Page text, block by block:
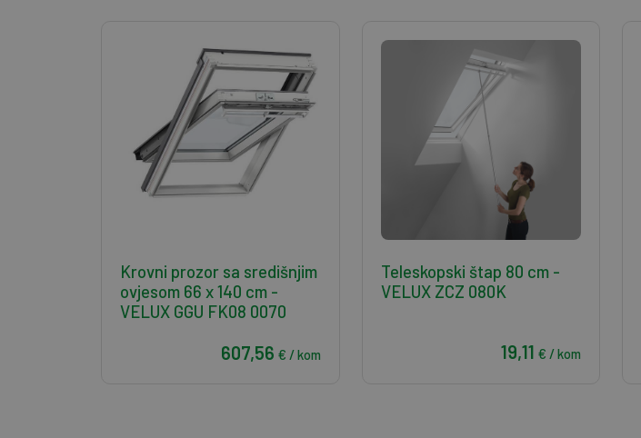
Krovni prozor sa središnjim
ovjesom 66 x 140 cm -
VELUX GGU FK08 0070
607,56 € / kom
Teleskopski štap 80 cm -
VELUX ZCZ 080K
19,11 € / kom